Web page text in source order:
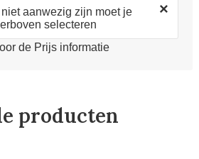
niet aanwezig zijn moet je
selecteren
×
de Prijs informatie
producten